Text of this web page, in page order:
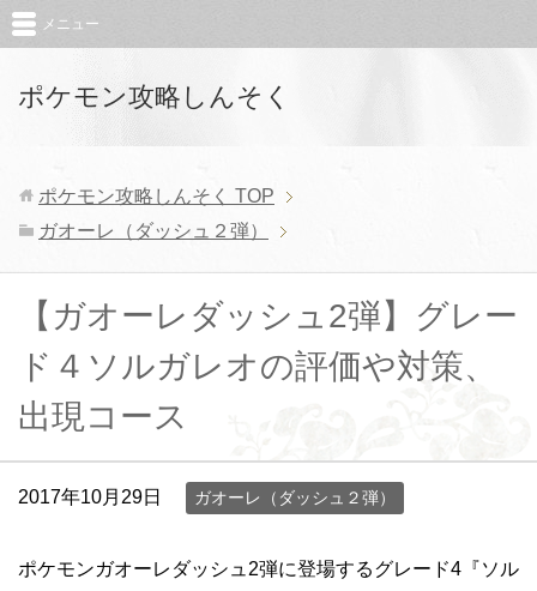
ポケモン攻略しんそく
メニュー
ポケモン攻略しんそく TOP
ガオーレ（ダッシュ２弾）
【ガオーレダッシュ2弾】グレー
ド４ソルガレオの評価や対策、
出現コース
2017年10月29日 ガオーレ（ダッシュ２弾）
ポケモンガオーレダッシュ2弾に登場するグレード4『ソル